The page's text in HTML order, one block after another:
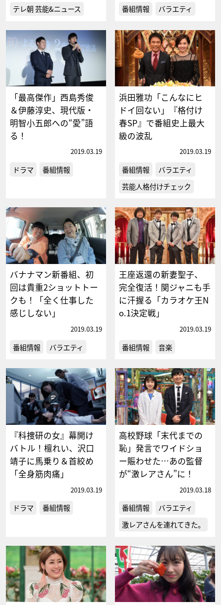
テレ朝 芸能&ニュース 番組情報 バラエティ
「最高傑作」西島秀俊
＆伊藤淳史、現代版・
明智小五郎への“愛”語
る！
2019.03.19
ドラマ 番組情報
浜田雅功「こんなにヒ
ドイ回ない」『格付け
春SP』で番組史上最大
級の波乱
2019.03.19
番組情報
バラエティ
芸能人格付けチェック
バナナマン新番組、初
回は貴重2ショットトー
クも！「全く仕事した
感じしない」
2019.03.19
番組情報 バラエティ
王座返還の新妻聖子、
完全復活！関ジャニも手
に汗握る「カラオケ王N
o.1決定戦」
2019.03.19
番組情報 音楽
『科捜研の女』幕開け
バトル！檀れい、沢口
靖子に馬乗り＆首絞め
「全身筋肉痛」
2019.03.19
ドラマ 番組情報
高校野球「末代までの
恥」発言でワイドショ
ー賑わせた…あの監督
が“激レアさん”に！
2019.03.18
番組情報
バラエティ
激レアさんを連れてきた。